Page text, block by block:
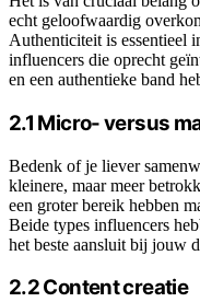
echt geloofwaardig
Authenticiteit is essentieel
influencers die oprecht
en een authentieke band
2.1 Micro- versus
Bedenk of je liever
kleinere, maar meer
een groter bereik hebben
Beide types influencers
het beste aansluit bij jouw
2.2 Content creatie